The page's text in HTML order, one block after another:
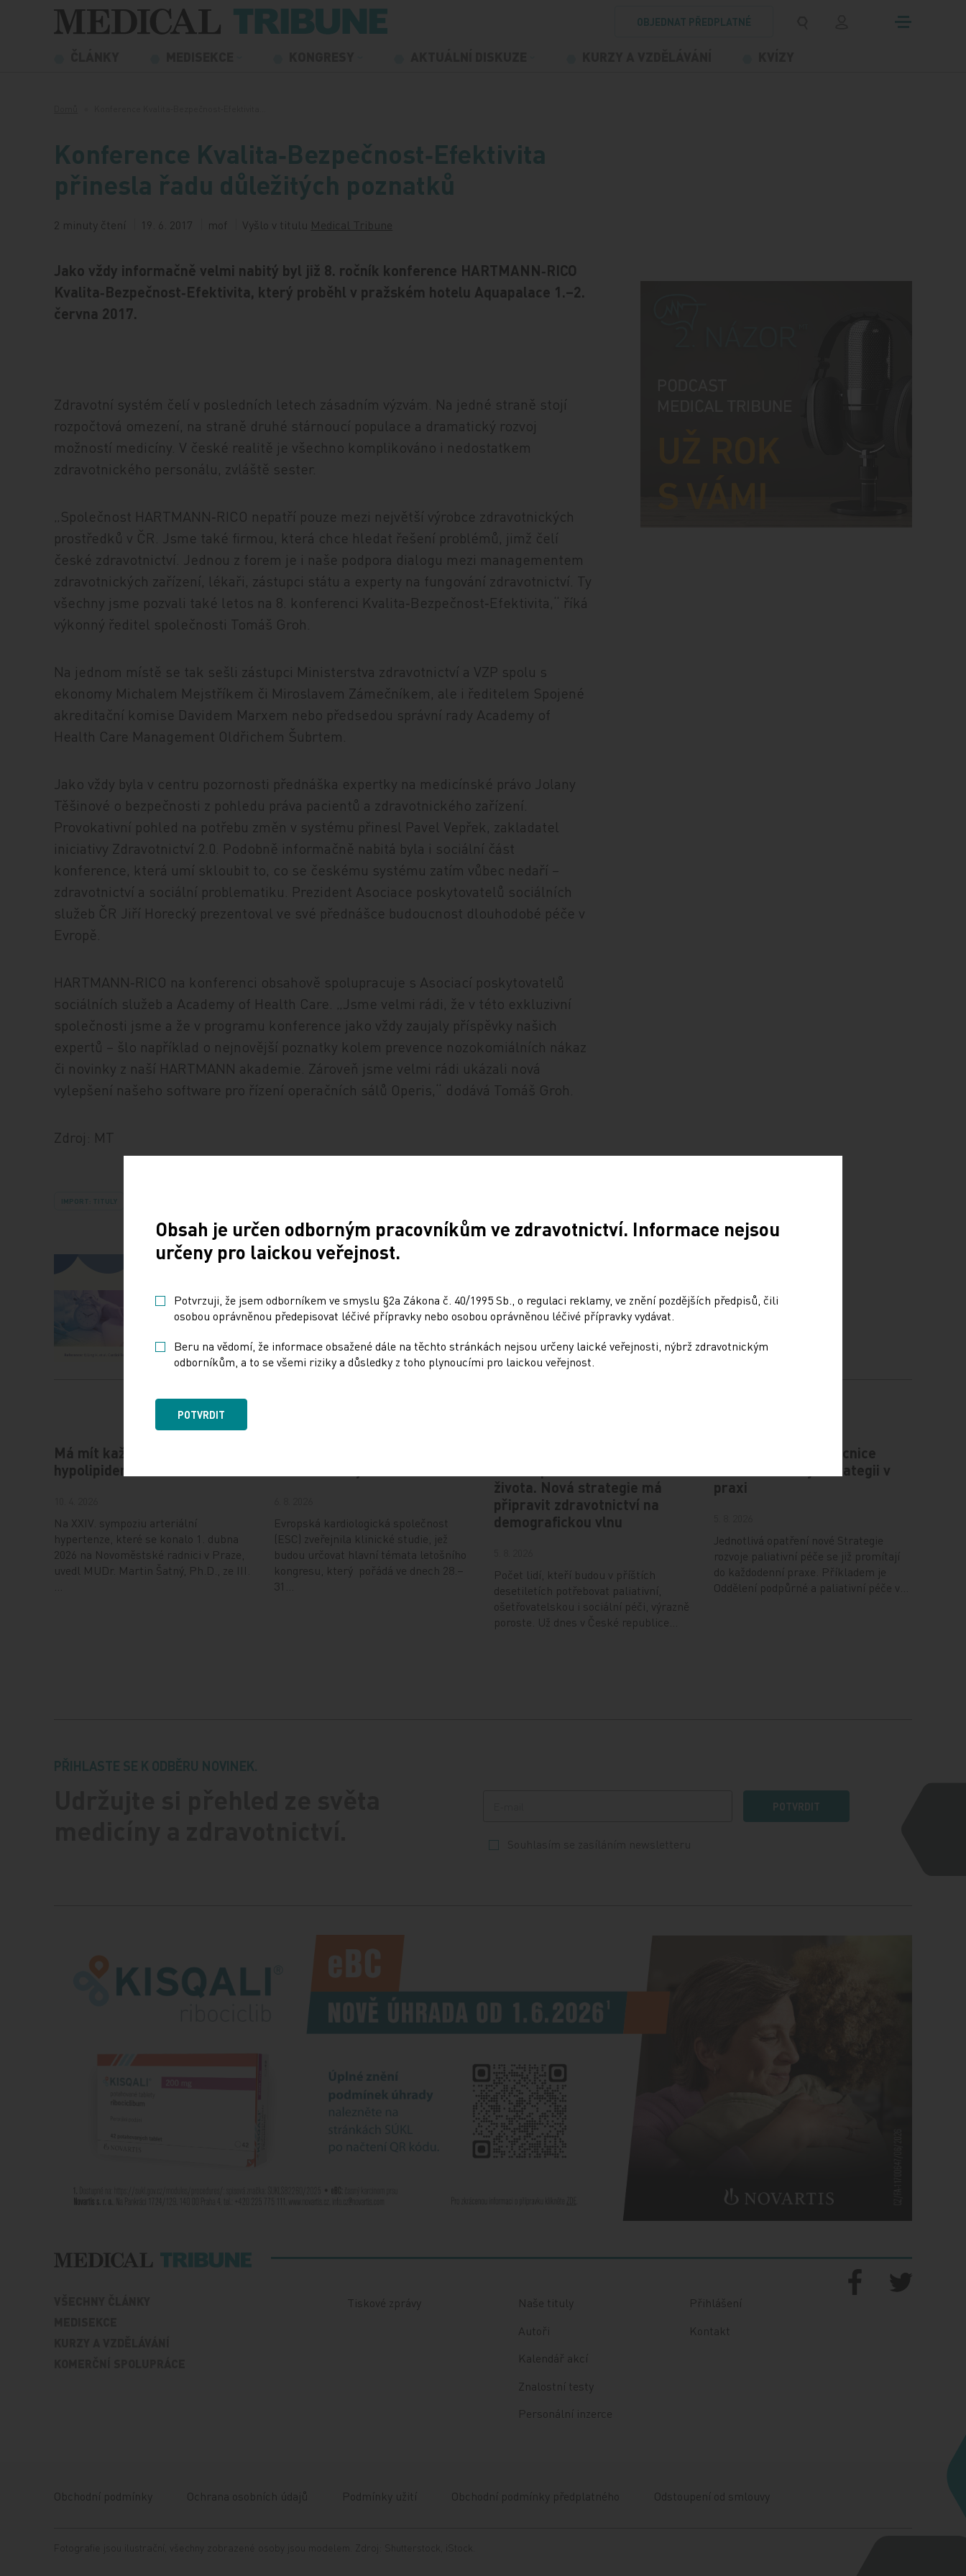
Přeskočit na obsah
OBJEDNAT PŘEDPLATNÉ
Konference Kvalita‑Bezpečnost‑Efektivita
přinesla řadu důležitých poznatků
2 minuty čtení 19. 6. 2017 mof Vyšlo v titulu Medical Tribune
Jako vždy informačně velmi nabitý byl již 8. ročník konference HARTMANN‑RICO
Kvalita‑Bezpečnost‑Efektivita, který proběhl v pražském hotelu Aquapalace 1.–2.
června 2017.
Zdravotní systém čelí v posledních letech zásadním výzvám. Na jedné straně stojí
rozpočtová omezení, na straně druhé stárnoucí populace a dramatický rozvoj
možností medicíny. V české realitě je všechno komplikováno i nedostatkem
zdravotnického personálu, zvláště sester.
„Společnost HARTMANN‑RICO nepatří pouze mezi největší výrobce zdravotnických
prostředků v ČR. Jsme také firmou, která chce hledat řešení problémů, jimž čelí
české zdravotnictví. Jednou z forem je i naše podpora dialogu mezi managementem
zdravotnických zařízení, lékaři, zástupci státu a experty na fungování zdravotnictví. Ty
všechny jsme pozvali také letos na 8. konferenci Kvalita‑Bezpečnost‑Efektivita,“ říká
výkonný ředitel společnosti Tomáš Groh.
Na jednom místě se tak sešli zástupci Ministerstva zdravotnictví a VZP spolu s
ekonomy Michalem Mejstříkem či Miroslavem Zámečníkem, ale i ředitelem Spojené
akreditační komise Davidem Marxem nebo předsedou správní rady Academy of
Health Care Management Oldřichem Šubrtem.
Jako vždy byla v centru pozornosti přednáška expertky na medicínské právo Jolany
Těšinové o bezpečnosti z pohledu práva pacientů a zdravotnického zařízení.
Provokativní pohled na potřebu změn v systému přinesl Pavel Vepřek, zakladatel
iniciativy Zdravotnictví 2.0. Podobně informačně nabitá byla i sociální část
konference, která umí skloubit to, co se českému systému zatím vůbec nedaří –
zdravotnictví a sociální problematiku. Prezident Asociace poskytovatelů sociálních
služeb ČR Jiří Horecký prezentoval ve své přednášce budoucnost dlouhodobé péče v
Evropě.
HARTMANN‑RICO na konferenci obsahově spolupracuje s Asociací poskytovatelů
sociálních služeb a Academy of Health Care. „Jsme velmi rádi, že v této exkluzivní
společnosti jsme a že v programu konference jako vždy zaujaly příspěvky našich
expertů – šlo například o nejnovější poznatky kolem prevence nozokomiálních nákaz
či novinky z naší HARTMANN akademie. Zároveň jsme velmi rádi ukázali nová
vylepšení našeho software pro řízení operačních sálů Operis,“ dodává Tomáš Groh.
Zdroj: MT
IMPORT: TITULY
Má mít každý hypertonik
hypolipidemikum?
Na XXIV. sympoziu arteriální
hypertenze, které se konalo 1. dubna
2026 na Novoměstské radnici v Praze,
uvedl MUDr. Martin Šatný, Ph.D., ze III.
Evropská kardiologická společnost
(ESC) zveřejnila klinické studie, jež
budou určovat hlavní témata letošního
kongresu, který pořádá ve dnech 28.–
31…
života. Nová strategie má
připravit zdravotnictví na
demografickou vlnu
Počet lidí, kteří budou v příštích
desetiletích potřebovat paliativní,
ošetřovatelskou i sociální péči, výrazně
poroste. Už dnes v České republice…
Psychiatrická nemocnice
Bohnice ukazuje strategii v
praxi
Jednotlivá opatření nové Strategie
rozvoje paliativní péče se již promítají
do každodenní praxe. Příkladem je
Oddělení podpůrné a paliativní péče v…
PŘIHLASTE SE K ODBĚRU NOVINEK.
POTVRDIT
Tiskové zprávy
Naše tituly
Autoři
Kalendář akcí
Znalostní testy
Personální inzerce
Přihlášení
Kontakt
Obchodní podmínky Ochrana osobních údajů Podmínky užití Obchodní podmínky předplatného Odstoupení od smlouvy
Fotografie jsou ilustrační, všechny zobrazené osoby jsou modelem. Zdroj: Shutterstock, iStock.
Obsah je určen odborným pracovníkům ve zdravotnictví. Informace nejsou
určeny pro laickou veřejnost.
Potvrzuji, že jsem odborníkem ve smyslu §2a Zákona č. 40/1995 Sb., o regulaci reklamy, ve znění pozdějších předpisů, čili
osobou oprávněnou předepisovat léčivé přípravky nebo osobou oprávněnou léčivé přípravky vydávat.
Beru na vědomí, že informace obsažené dále na těchto stránkách nejsou určeny laické veřejnosti, nýbrž zdravotnickým
odborníkům, a to se všemi riziky a důsledky z toho plynoucími pro laickou veřejnost.
POTVRDIT